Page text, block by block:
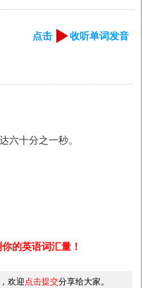
点击 收听单词发音
六十分之一秒。
的英语词汇量！
欢迎点击提交分享给大家。